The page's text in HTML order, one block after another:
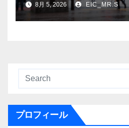
8月 5, 2026 EIC_MR.S
プロフィール